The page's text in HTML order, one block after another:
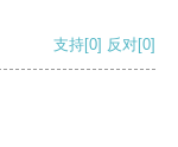
支持[0] 反对[0]